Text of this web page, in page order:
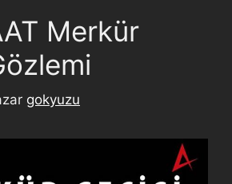
Merkür
gokyuzu